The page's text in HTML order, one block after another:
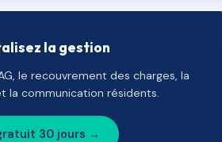
la gestion
le recouvrement des charges, la
la communication résidents.
30 jours →